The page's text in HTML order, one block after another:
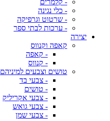
- קלמרים
- כלי נגינה
- שרטוט וגרפיקה
- ערכות לבתי ספר
יצירה
קאפה וקנווס
- קאפה
- קנווס
טושים וצבעים למיניהם
- צבעי בד
- טושים
- צבעי אקריליק
- צבעי גואש
- צבעי שמן